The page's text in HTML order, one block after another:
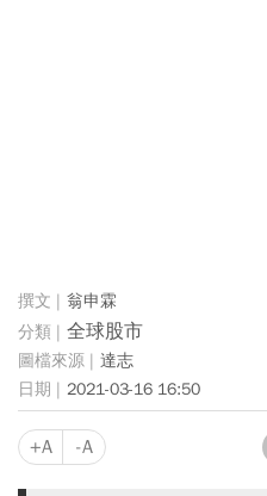
翁申霖
全球股市
達志
2021-03-16 16:50
+A -A